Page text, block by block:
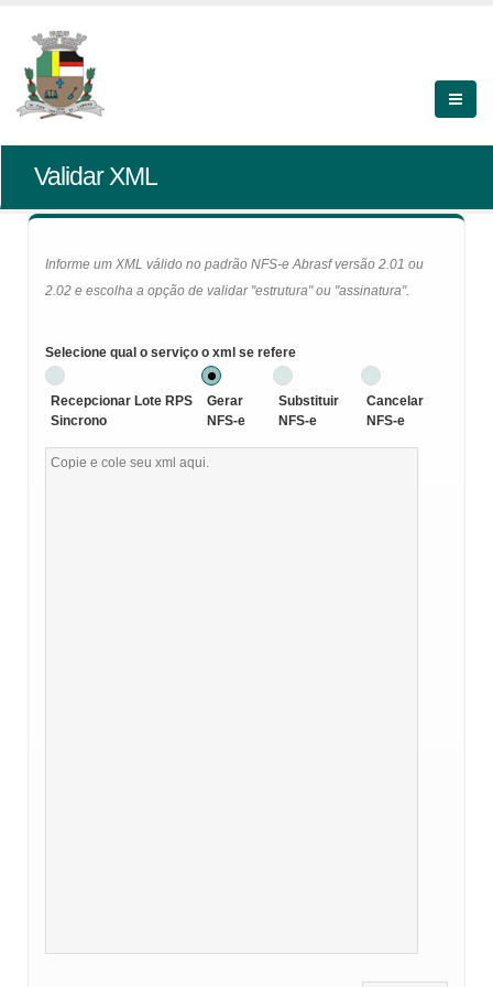
Validar XML
Informe um XML válido no padrão NFS-e Abrasf versão 2.01 ou
2.02 e escolha a opção de validar "estrutura" ou "assinatura".
Selecione qual o serviço o xml se refere
Recepcionar Lote RPS
Sincrono
Gerar
NFS-e
Substituir
NFS-e
Cancelar
NFS-e